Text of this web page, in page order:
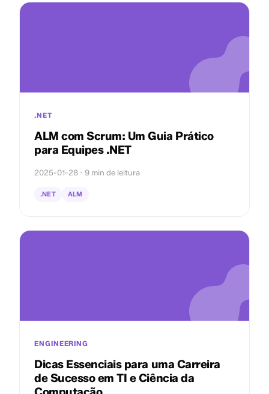
.NET
ALM com Scrum: Um Guia Prático
para Equipes .NET
2025-01-28 · 9 min de leitura
.NET ALM
ENGINEERING
Dicas Essenciais para uma Carreira
de Sucesso em TI e Ciência da